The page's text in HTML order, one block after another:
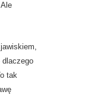
dlaczego
tak